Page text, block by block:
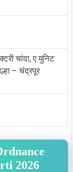
चांदा, ए युनिट
– चंद्रपूर
2026